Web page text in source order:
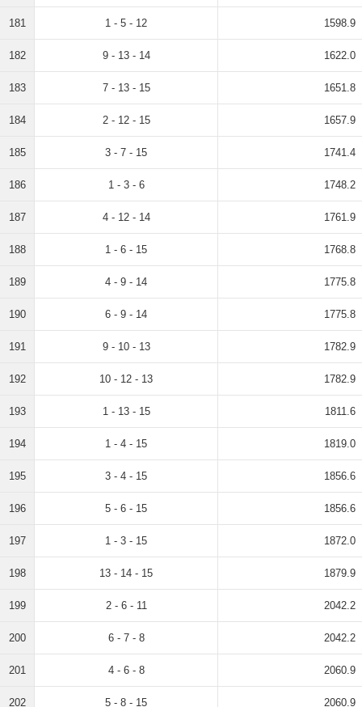
181 1 - 5 - 12 1598.9
182 9 - 13 - 14 1622.0
183 7 - 13 - 15 1651.8
184 2 - 12 - 15 1657.9
185 3 - 7 - 15 1741.4
186 1 - 3 - 6 1748.2
187 4 - 12 - 14 1761.9
188 1 - 6 - 15 1768.8
189 4 - 9 - 14 1775.8
190 6 - 9 - 14 1775.8
191 9 - 10 - 13 1782.9
192 10 - 12 - 13 1782.9
193 1 - 13 - 15 1811.6
194 1 - 4 - 15 1819.0
195 3 - 4 - 15 1856.6
196 5 - 6 - 15 1856.6
197 1 - 3 - 15 1872.0
198 13 - 14 - 15 1879.9
199 2 - 6 - 11 2042.2
200 6 - 7 - 8 2042.2
201 4 - 6 - 8 2060.9
202 5 - 8 - 15 2060.9